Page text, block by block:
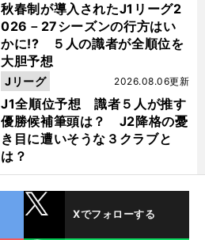
秋春制が導入されたJ1リーグ2
026－27シーズンの行方はい
かに!? ５人の識者が全順位を
大胆予想
J1全順位予想 識者５人が推す
優勝候補筆頭は？ J2降格の憂
き目に遭いそうな３クラブと
は？
2026.08.06更新
Jリーグ
Xでフォローする